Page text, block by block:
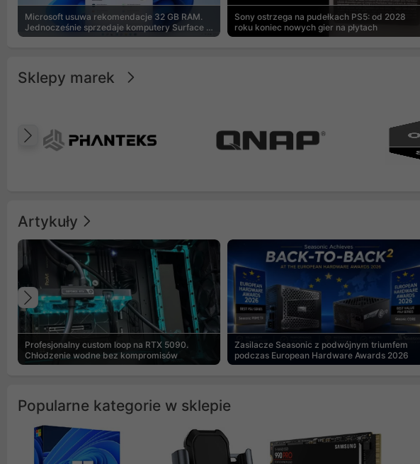
Microsoft usuwa rekomendacje 32 GB RAM.
Jednocześnie sprzedaje komputery Surface z
8 GB
Sony ostrzega na pudełkach PS5: od 2028
roku koniec nowych gier na płytach
Sklepy marek
Poprzedni
Artykuły
Profesjonalny custom loop na RTX 5090.
Chłodzenie wodne bez kompromisów
Zasilacze Seasonic z podwójnym triumfem
podczas European Hardware Awards 2026
Poprzedni
Popularne kategorie w sklepie